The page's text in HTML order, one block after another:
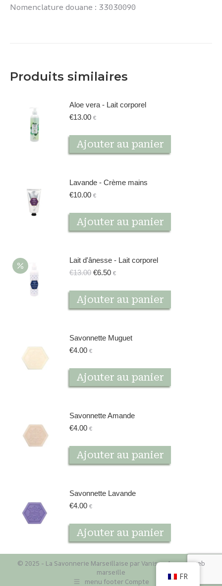
Nomenclature douane : 33030090
Produits similaires
Aloe vera - Lait corporel
€13.00 €
Ajouter au panier
Lavande - Crème mains
€10.00 €
Ajouter au panier
Lait d'ânesse - Lait corporel
€13.00 Le
initial
était :
€13.00.
€6.50Le
actuel
est :
€6.50.
€
Ajouter au panier
Savonnette Muguet
€4.00 €
Ajouter au panier
Savonnette Amande
€4.00 €
Ajouter au panier
Savonnette Lavande
€4.00 €
Ajouter au panier
© 2025 - La Savonnerie Marseillaise par VaniseoAgence web
marseille
menu footer Compte
FR